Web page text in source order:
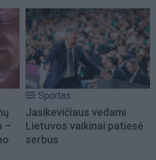
–
Sportas
Jasikevičiaus vedami
Lietuvos vaikinai patiesė
serbus